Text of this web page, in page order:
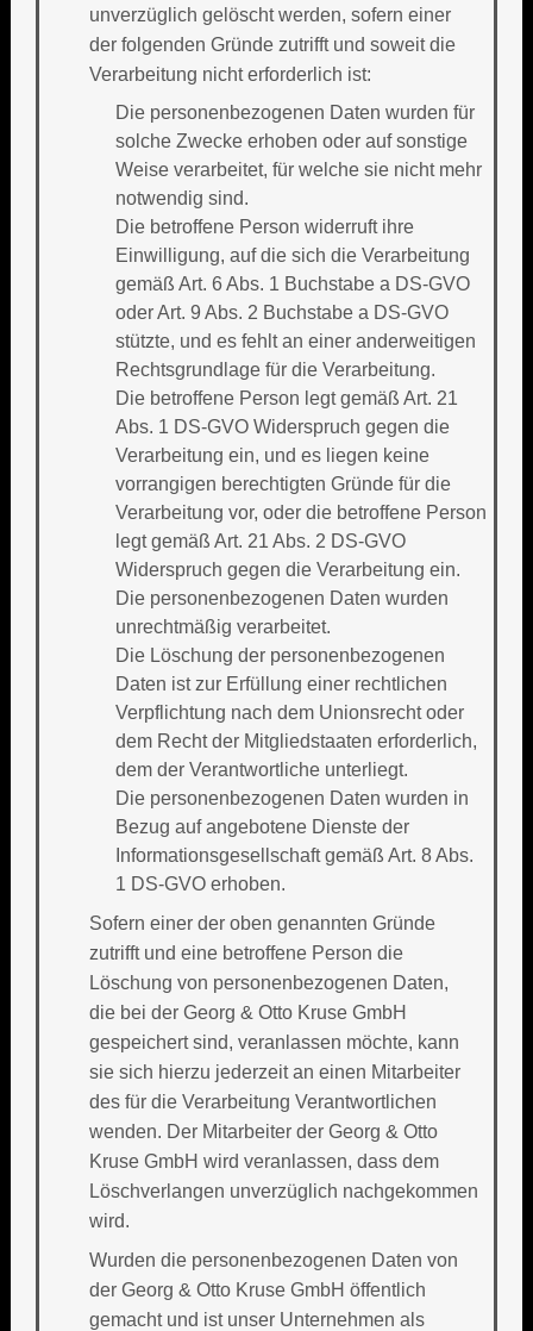
unverzüglich gelöscht werden, sofern einer
der folgenden Gründe zutrifft und soweit die
Verarbeitung nicht erforderlich ist:
Die personenbezogenen Daten wurden für
solche Zwecke erhoben oder auf sonstige
Weise verarbeitet, für welche sie nicht mehr
notwendig sind.
Die betroffene Person widerruft ihre
Einwilligung, auf die sich die Verarbeitung
gemäß Art. 6 Abs. 1 Buchstabe a DS-GVO
oder Art. 9 Abs. 2 Buchstabe a DS-GVO
stützte, und es fehlt an einer anderweitigen
Rechtsgrundlage für die Verarbeitung.
Die betroffene Person legt gemäß Art. 21
Abs. 1 DS-GVO Widerspruch gegen die
Verarbeitung ein, und es liegen keine
vorrangigen berechtigten Gründe für die
Verarbeitung vor, oder die betroffene Person
legt gemäß Art. 21 Abs. 2 DS-GVO
Widerspruch gegen die Verarbeitung ein.
Die personenbezogenen Daten wurden
unrechtmäßig verarbeitet.
Die Löschung der personenbezogenen
Daten ist zur Erfüllung einer rechtlichen
Verpflichtung nach dem Unionsrecht oder
dem Recht der Mitgliedstaaten erforderlich,
dem der Verantwortliche unterliegt.
Die personenbezogenen Daten wurden in
Bezug auf angebotene Dienste der
Informationsgesellschaft gemäß Art. 8 Abs.
1 DS-GVO erhoben.
Sofern einer der oben genannten Gründe
zutrifft und eine betroffene Person die
Löschung von personenbezogenen Daten,
die bei der Georg & Otto Kruse GmbH
gespeichert sind, veranlassen möchte, kann
sie sich hierzu jederzeit an einen Mitarbeiter
des für die Verarbeitung Verantwortlichen
wenden. Der Mitarbeiter der Georg & Otto
Kruse GmbH wird veranlassen, dass dem
Löschverlangen unverzüglich nachgekommen
wird.
Wurden die personenbezogenen Daten von
der Georg & Otto Kruse GmbH öffentlich
gemacht und ist unser Unternehmen als